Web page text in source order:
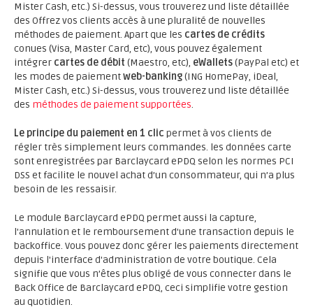
Mister Cash, etc.) Si-dessus, vous trouverez und liste détaillée
des Offrez vos clients accès à une pluralité de nouvelles
méthodes de paiement. Apart que les cartes de crédits
conues (Visa, Master Card, etc), vous pouvez également
intégrer cartes de débit (Maestro, etc), eWallets(PayPal etc) et
les modes de paiementweb-banking(ING HomePay, iDeal,
Mister Cash, etc.) Si-dessus, vous trouverez und liste détaillée
des méthodes de paiement supportées.
Le principe du paiement en 1 clic permet à vos clients de
régler très simplement leurs commandes. les données carte
sont enregistrées par Barclaycard ePDQ selon les normes PCI
DSS et facilite le nouvel achat d’un consommateur, qui n’a plus
besoin de les ressaisir.
Le module Barclaycard ePDQ permet aussi la capture,
l'annulation et le remboursement d'une transaction depuis le
backoffice. Vous pouvez donc gérer les paiements directement
depuis l'interface d'administration de votre boutique. Cela
signifie que vous n’êtes plus obligé de vous connecter dans le
Back Office de Barclaycard ePDQ, ceci simplifie votre gestion
au quotidien.